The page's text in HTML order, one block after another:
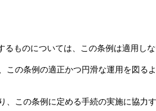
ものについては、この条例は適用しな
この条例の適正かつ円滑な運用を図る
、この条例に定める手続の実施に協力